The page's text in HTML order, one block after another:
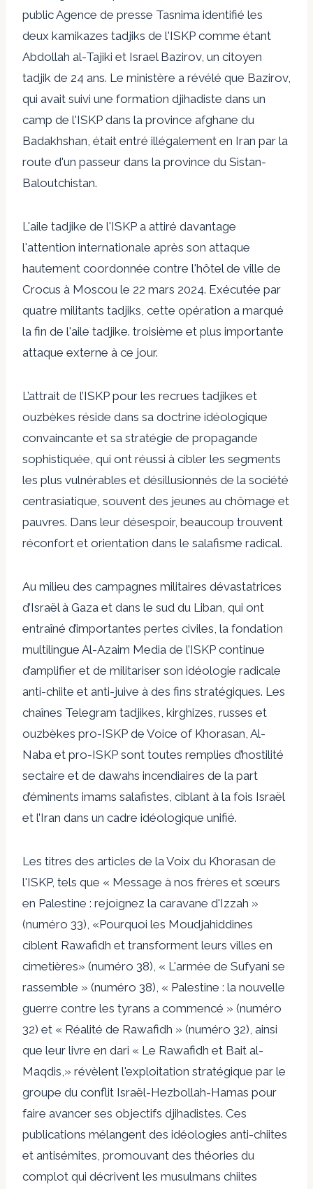
publicAgence de presse Tasnima identifié les
deux kamikazes tadjiks de l'ISKP comme étant
Abdollah al-Tajiki et Israel Bazirov, un citoyen
tadjik de 24 ans. Le ministère a révélé que Bazirov,
qui avait suivi une formation djihadiste dans un
camp de l'ISKP dans la province afghane du
Badakhshan, était entré illégalement en Iran par la
route d'un passeur dans la province du Sistan-
Baloutchistan.
L'aile tadjike de l'ISKP a attiré davantage
l'attention internationale après son attaque
hautement coordonnée contre l'hôtel de ville de
Crocus à Moscou le 22 mars 2024. Exécutée par
quatre militants tadjiks, cette opération a marqué
la fin de l'aile tadjike. troisième et plus importante
attaque externe à ce jour.
L’attrait de l’ISKP pour les recrues tadjikes et
ouzbèkes réside dans sa doctrine idéologique
convaincante et sa stratégie de propagande
sophistiquée, qui ont réussi à cibler les segments
les plus vulnérables et désillusionnés de la société
centrasiatique, souvent des jeunes au chômage et
pauvres. Dans leur désespoir, beaucoup trouvent
réconfort et orientation dans le salafisme radical.
Au milieu des campagnes militaires dévastatrices
d’Israël à Gaza et dans le sud du Liban, qui ont
entraîné d’importantes pertes civiles, la fondation
multilingue Al-Azaim Media de l’ISKP continue
d’amplifier et de militariser son idéologie radicale
anti-chiite et anti-juive à des fins stratégiques. Les
chaînes Telegram tadjikes, kirghizes, russes et
ouzbèkes pro-ISKP de Voice of Khorasan, Al-
Naba et pro-ISKP sont toutes remplies d’hostilité
sectaire et de dawahs incendiaires de la part
d’éminents imams salafistes, ciblant à la fois Israël
et l’Iran dans un cadre idéologique unifié.
Les titres des articles de la Voix du Khorasan de
l'ISKP, tels que « Message à nos frères et sœurs
en Palestine : rejoignez la caravane d'Izzah »
(numéro 33), «Pourquoi les Moudjahiddines
ciblent Rawafidh et transforment leurs villes en
cimetières» (numéro 38), « L'armée de Sufyani se
rassemble » (numéro 38), « Palestine : la nouvelle
guerre contre les tyrans a commencé » (numéro
32) et « Réalité de Rawafidh » (numéro 32), ainsi
que leur livre en dari « Le Rawafidh et Bait al-
Maqdis » révèlent l'exploitation stratégique par le
groupe du conflit Israël-Hezbollah-Hamas pour
faire avancer ses objectifs djihadistes. Ces
publications mélangent des idéologies anti-chiites
et antisémites, promouvant des théories du
complot qui décrivent les musulmans chiites